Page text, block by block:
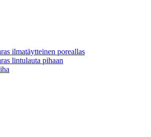
ilmatäytteinen poreallas
lintulauta pihaan